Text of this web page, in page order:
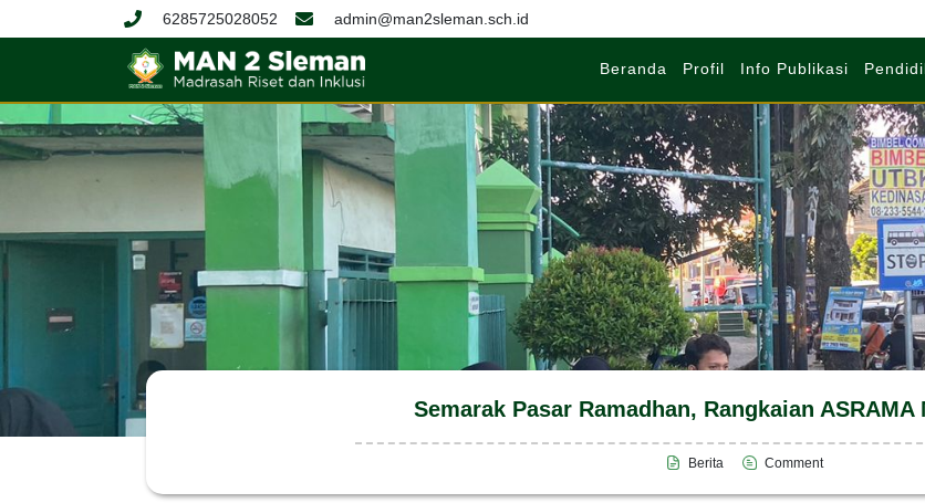
6285725028052 admin@man2sleman.sch.id
Beranda Profil Info Publikasi
Semarak Pasar Ramadhan, Rangkaian ASRAMA
Berita Comment